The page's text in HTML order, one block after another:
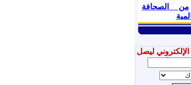
من الصحافة
ليصل
جديدنا